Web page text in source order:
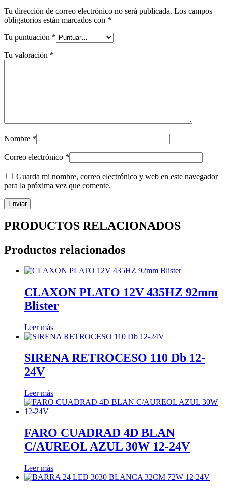
Tu dirección de correo electrónico no será publicada. Los campos
obligatorios están marcados con *
Tu puntuación *
Tu valoración *
Nombre *
Correo electrónico *
Guarda mi nombre, correo electrónico y web en este navegador
para la próxima vez que comente.
PRODUCTOS RELACIONADOS
Productos relacionados
CLAXON PLATO 12V 435HZ 92mm
Blister
Leer más
SIRENA RETROCESO 110 Db 12-
24V
Leer más
FARO CUADRAD 4D BLAN
C/AUREOL AZUL 30W 12-24V
Leer más